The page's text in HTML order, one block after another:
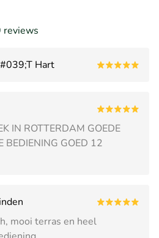
reviews
Hart
IN ROTTERDAM GOEDE
BEDIENING GOED 12
mooi terras en heel